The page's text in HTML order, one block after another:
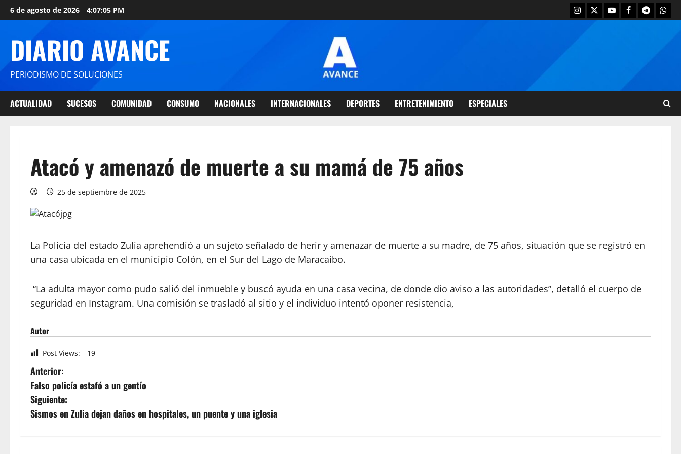
6 de agosto de 2026 4:07:06 PM
DIARIO AVANCE
PERIODISMO DE SOLUCIONES
ACTUALIDAD SUCESOS COMUNIDAD CONSUMO NACIONALES INTERNACIONALES DEPORTES ENTRETENIMIENTO ESPECIALES
Atacó y amenazó de muerte a su mamá de 75 años
25 de septiembre de 2025
La Policía del estado Zulia aprehendió a un sujeto señalado de herir y amenazar de muerte a su madre, de 75 años, situación que se registró en
una casa ubicada en el municipio Colón, en el Sur del Lago de Maracaibo.
“La adulta mayor como pudo salió del inmueble y buscó ayuda en una casa vecina, de donde dio aviso a las autoridades”, detalló el cuerpo de
seguridad en Instagram. Una comisión se trasladó al sitio y el individuo intentó oponer resistencia,
Autor
Post Views: 19
Anterior:
Falso policía estafó a un gentío
Siguiente:
Sismos en Zulia dejan daños en hospitales, un puente y una iglesia